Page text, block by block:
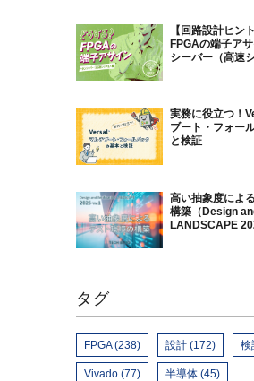
【回路設計ヒン
FPGAの端子ア
シーバー（高速
実務に役立つ！
ブート・フォー
と検証
高い抽象度によ
構築（Design
LANDSCAPE
タグ
FPGA (238) 設計 (172) 検
Vivado (77) 半導体 (45)